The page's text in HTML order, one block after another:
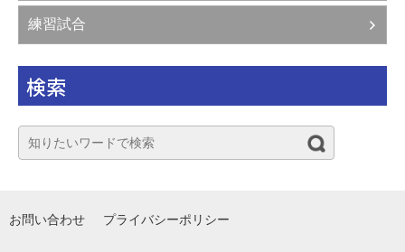
練習試合
検索
お問い合わせ プライバシーポリシー